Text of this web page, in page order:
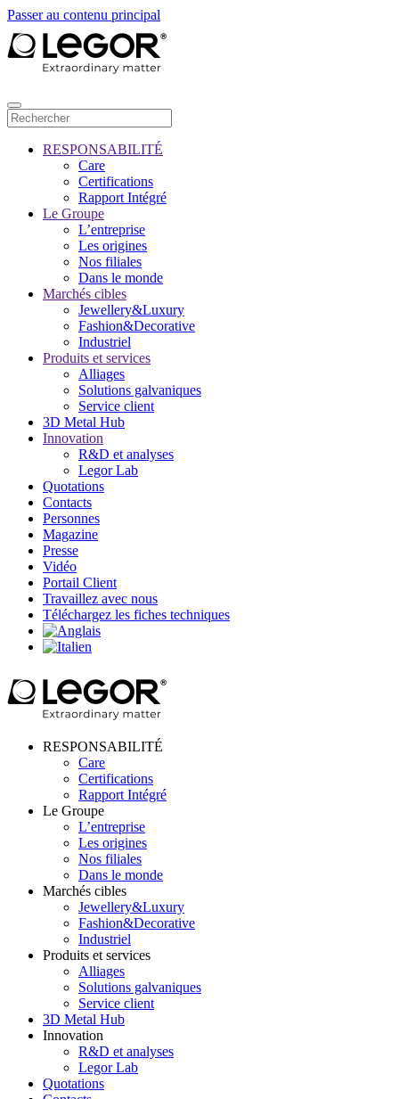
Passer au contenu principal
RESPONSABILITÉ
Care
Certifications
Rapport Intégré
Le Groupe
L’entreprise
Les origines
Nos filiales
Dans le monde
Marchés cibles
Jewellery&Luxury
Fashion&Decorative
Industriel
Produits et services
Alliages
Solutions galvaniques
Service client
3D Metal Hub
Innovation
R&D et analyses
Legor Lab
Quotations
Contacts
Personnes
Magazine
Presse
Vidéo
Portail Client
Travaillez avec nous
Téléchargez les fiches techniques
RESPONSABILITÉ
Care
Certifications
Rapport Intégré
Le Groupe
L’entreprise
Les origines
Nos filiales
Dans le monde
Marchés cibles
Jewellery&Luxury
Fashion&Decorative
Industriel
Produits et services
Alliages
Solutions galvaniques
Service client
3D Metal Hub
Innovation
R&D et analyses
Legor Lab
Quotations